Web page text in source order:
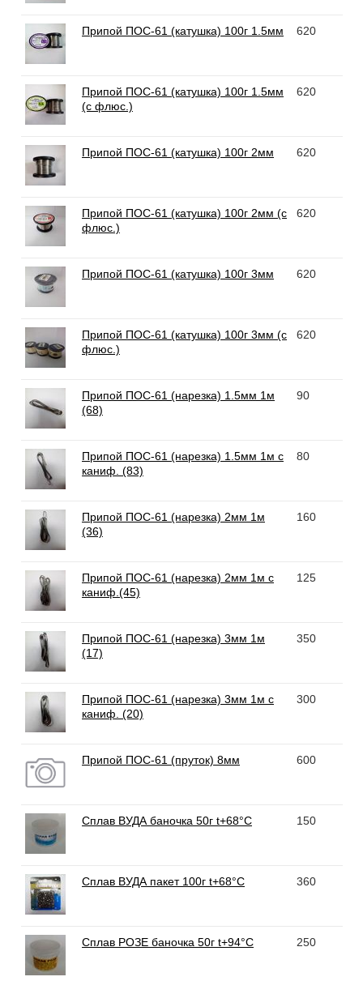
Припой ПОС-61 (катушка) 100г 1.5мм 620
Припой ПОС-61 (катушка) 100г 1.5мм
(с флюс.)
620
Припой ПОС-61 (катушка) 100г 2мм 620
Припой ПОС-61 (катушка) 100г 2мм (с
флюс.)
620
Припой ПОС-61 (катушка) 100г 3мм 620
Припой ПОС-61 (катушка) 100г 3мм (с
флюс.)
620
Припой ПОС-61 (нарезка) 1.5мм 1м
(68)
90
Припой ПОС-61 (нарезка) 1.5мм 1м с
каниф. (83)
80
Припой ПОС-61 (нарезка) 2мм 1м
(36)
160
Припой ПОС-61 (нарезка) 2мм 1м с
каниф.(45)
125
Припой ПОС-61 (нарезка) 3мм 1м
(17)
350
Припой ПОС-61 (нарезка) 3мм 1м с
каниф. (20)
300
Припой ПОС-61 (пруток) 8мм 600
Сплав ВУДА баночка 50г t+68°С 150
Сплав ВУДА пакет 100г t+68°С 360
Сплав РОЗЕ баночка 50г t+94°С 250